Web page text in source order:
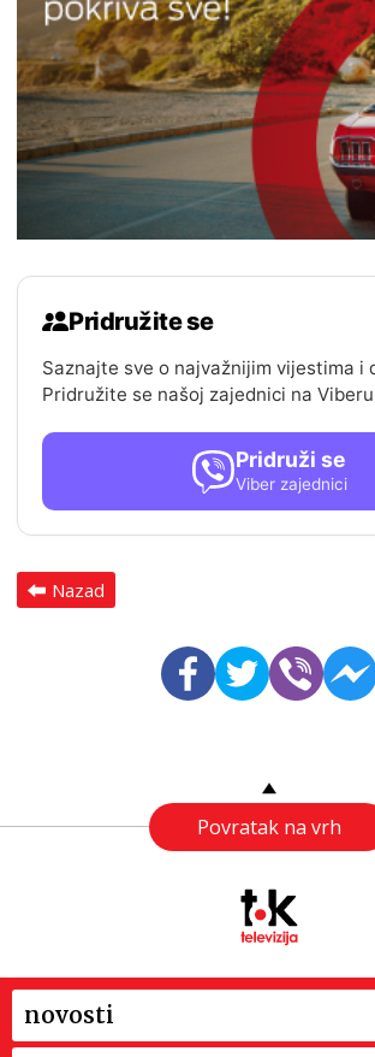
Pridružite se
Saznajte sve o najvažnijim vijestima i
Pridružite se našoj zajednici na
Pridruži se
Viber zajednici
Nazad
Povratak na vrh
novosti